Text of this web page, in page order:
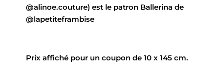
@alinoe.couture) est le patron Ballerina de
@lapetiteframbise
Prix affiché pour un coupon de 10 x 145 cm.